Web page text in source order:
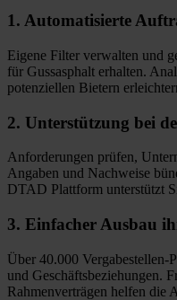
1. Automatisierte
Eigene Filter verwalten und
für Gussasphalt erhalten.
potenziellen Bietern
2. Unterstützung bei
Anforderungen prüfen,
Angaben und Nachweise
DTAD Plattform unterstützt
3. Einfacher Ausbau
Über 40.000
und Geschäftsbeziehungen.
Rahmenverträgen helfen die